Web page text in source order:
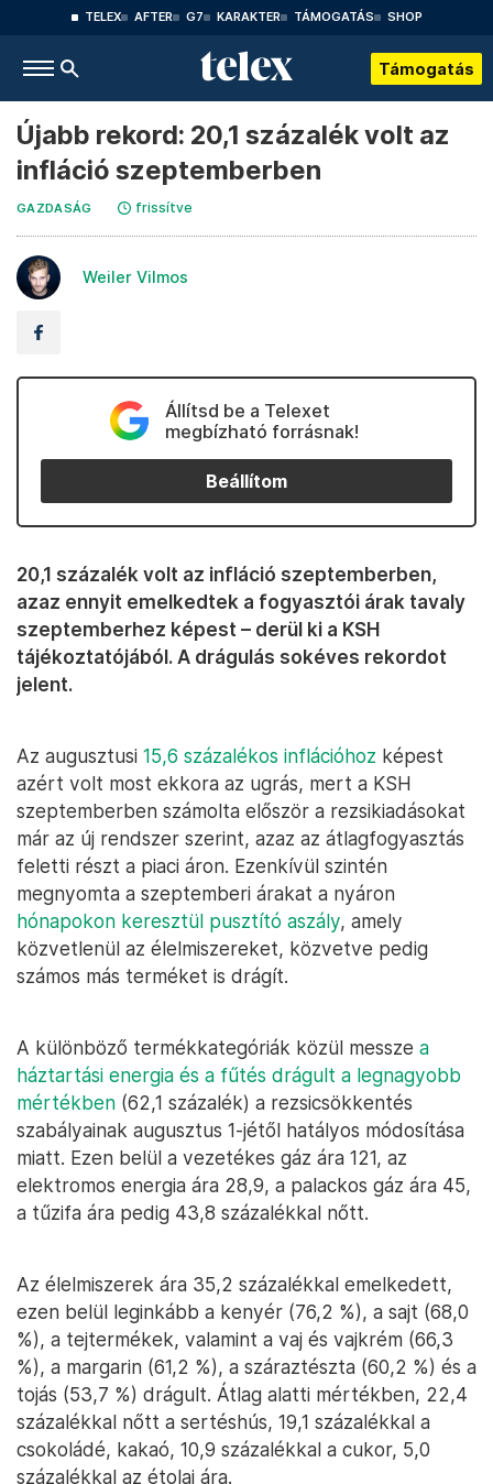
TELEX AFTER G7 KARAKTER TÁMOGATÁS SHOP
Támogatás
Újabb rekord: 20,1 százalék volt az
infláció szeptemberben
GAZDASÁG frissítve
Weiler Vilmos
Állítsd be a Telexet
megbízható forrásnak!
Beállítom
20,1 százalék volt az infláció szeptemberben,
azaz ennyit emelkedtek a fogyasztói árak tavaly
szeptemberhez képest – derül ki a KSH
tájékoztatójából. A drágulás sokéves rekordot
jelent.
Az augusztusi 15,6 százalékos inflációhoz képest
azért volt most ekkora az ugrás, mert a KSH
szeptemberben számolta először a rezsikiadásokat
már az új rendszer szerint, azaz az átlagfogyasztás
feletti részt a piaci áron. Ezenkívül szintén
megnyomta a szeptemberi árakat a nyáron
hónapokon keresztül pusztító aszály, amely
közvetlenül az élelmiszereket, közvetve pedig
számos más terméket is drágít.
A különböző termékkategóriák közül messze a
háztartási energia és a fűtés drágult a legnagyobb
mértékben (62,1 százalék) a rezsicsökkentés
szabályainak augusztus 1-jétől hatályos módosítása
miatt. Ezen belül a vezetékes gáz ára 121, az
elektromos energia ára 28,9, a palackos gáz ára 45,
a tűzifa ára pedig 43,8 százalékkal nőtt.
Az élelmiszerek ára 35,2 százalékkal emelkedett,
ezen belül leginkább a kenyér (76,2 %), a sajt (68,0
%), a tejtermékek, valamint a vaj és vajkrém (66,3
%), a margarin (61,2 %), a száraztészta (60,2 %) és a
tojás (53,7 %) drágult. Átlag alatti mértékben, 22,4
százalékkal nőtt a sertéshús, 19,1 százalékkal a
csokoládé, kakaó, 10,9 százalékkal a cukor, 5,0
százalékkal az étolaj ára.